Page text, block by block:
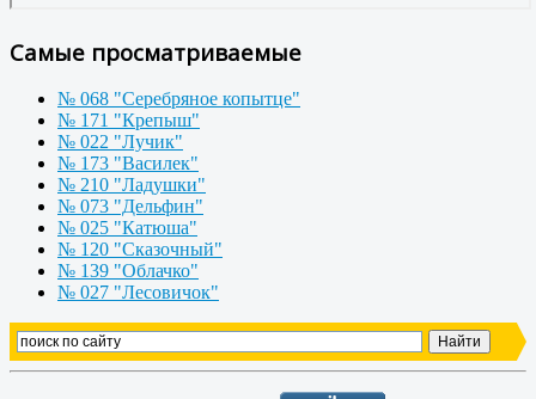
Самые просматриваемые
№ 068 "Серебряное копытце"
№ 171 "Крепыш"
№ 022 "Лучик"
№ 173 "Василек"
№ 210 "Ладушки"
№ 073 "Дельфин"
№ 025 "Катюша"
№ 120 "Сказочный"
№ 139 "Облачко"
№ 027 "Лесовичок"